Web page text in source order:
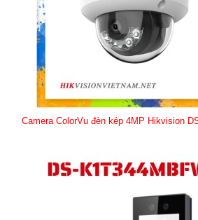
Camera ColorVu đèn kép 4MP Hikvision